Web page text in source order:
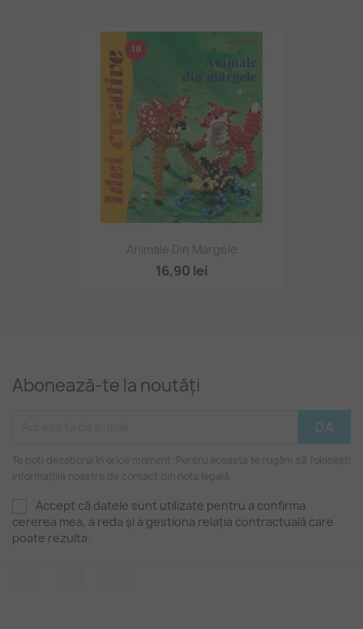
Animale Din Margele
16,90 lei
Abonează-te la noutăți
Te poți dezabona în orice moment. Pentru aceasta te rugăm să folosești
informațiile noastre de contact din nota legală.
Accept că datele sunt utilizate pentru a confirma
cererea mea, a reda și a gestiona relația contractuală care
poate rezulta.